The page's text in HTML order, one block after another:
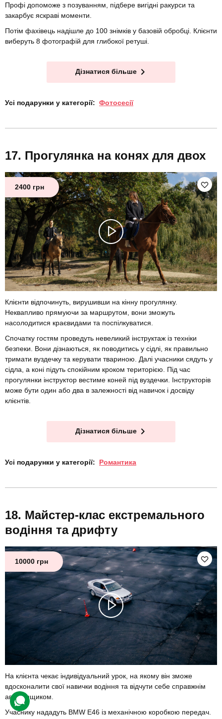
Профі допоможе з позуванням, підбере вигідні ракурси та
закарбує яскраві моменти.
Потім фахівець надішле до 100 знімків у базовій обробці. Клієнти
виберуть 8 фотографій для глибокої ретуші.
Дізнатися більше
Усі подарунки у категорії: Фотосесії
Прогулянка на конях для двох
2400 грн
Клієнти відпочинуть, вирушивши на кінну прогулянку.
Неквапливо прямуючи за маршрутом, вони зможуть
насолодитися краєвидами та поспілкуватися.
Спочатку гостям проведуть невеликий інструктаж із техніки
безпеки. Вони дізнаються, як поводитись у сідлі, як правильно
тримати вуздечку та керувати твариною. Далі учасники сядуть у
сідла, а коні підуть спокійним кроком територією. Під час
прогулянки інструктор вестиме коней під вуздечки. Інструкторів
може бути один або два в залежності від навичок і досвіду
клієнтів.
Дізнатися більше
Усі подарунки у категорії: Романтика
Майстер-клас екстремального
водіння та дрифту
10000 грн
На клієнта чекає індивідуальний урок, на якому він зможе
вдосконалити свої навички водіння та відчути себе справжнім
автогонщиком.
Учаснику нададуть BMW E46 із механічною коробкою передач.